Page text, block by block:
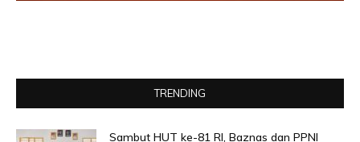
TRENDING
Sambut HUT ke-81 RI, Baznas dan PPNI